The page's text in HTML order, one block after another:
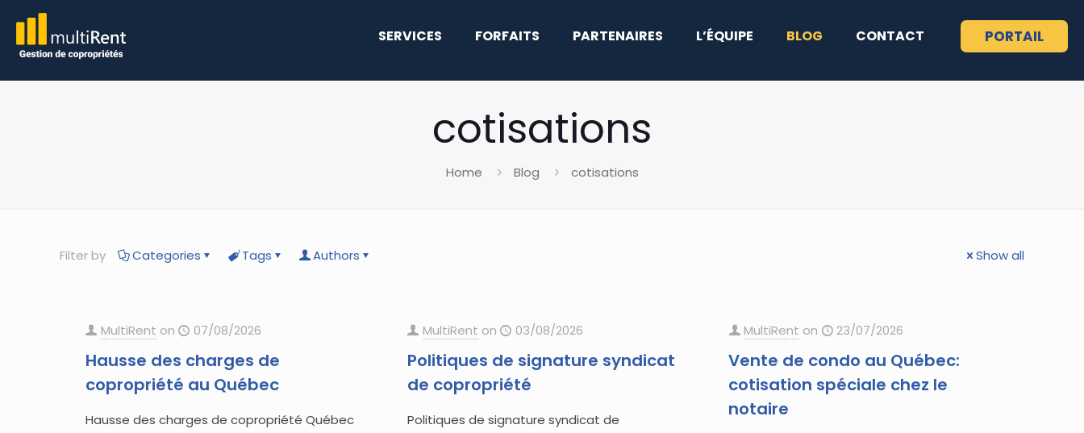
SERVICES FORFAITS PARTENAIRES L’ÉQUIPE BLOG CONTACT PORTAIL
cotisations
Home Blog cotisations
Filter by Categories Tags Authors Show all
MultiRent on 07/08/2026
Hausse des charges de
copropriété au Québec
Hausse des charges de copropriété Québec
MultiRent on 03/08/2026
Politiques de signature syndicat
de copropriété
Politiques de signature syndicat de
MultiRent on 23/07/2026
Vente de condo au Québec:
cotisation spéciale chez le
notaire